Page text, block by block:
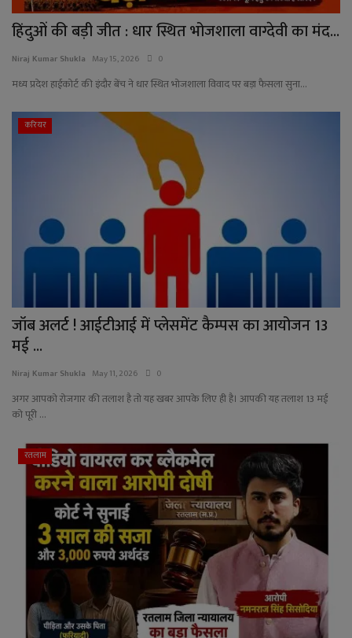
हिंदुओं की बड़ी जीत : धार स्थित भोजशाला वाग्देवी का मंद...
Niraj Kumar Shukla May 15, 2026 0
मध्य प्रदेश हाईकोर्ट की इंदौर बेंच ने धार स्थित भोजशाला विवाद पर बड़ा फैसला सुना...
करियर
जॉब अलर्ट ! आईटीआई में प्लेसमेंट कैम्पस का आयोजन 13
मई ...
Niraj Kumar Shukla May 11, 2026 0
अगर आपको रोजगार की तलाश है तो यह खबर आपके लिए ही है। आपकी यह तलाश 13 मई
को पूरी ...
रतलाम